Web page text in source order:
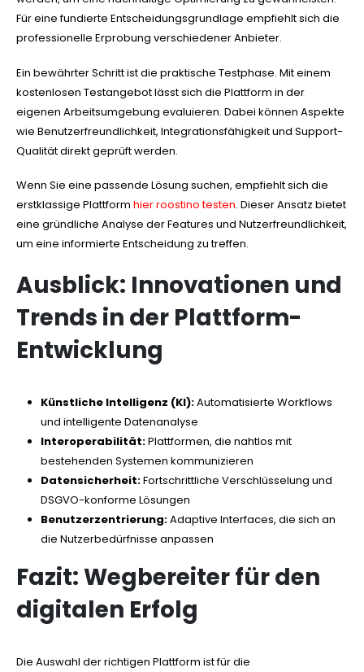
Für eine fundierte Entscheidungsgrundlage empfiehlt sich die
professionelle Erprobung verschiedener Anbieter.
Ein bewährter Schritt ist die praktische Testphase. Mit einem
kostenlosen Testangebot lässt sich die Plattform in der
eigenen Arbeitsumgebung evaluieren. Dabei können Aspekte
wie Benutzerfreundlichkeit, Integrationsfähigkeit und Support-
Qualität direkt geprüft werden.
Wenn Sie eine passende Lösung suchen, empfiehlt sich die
erstklassige Plattform hier roostino testen. Dieser Ansatz bietet
eine gründliche Analyse der Features und Nutzerfreundlichkeit,
um eine informierte Entscheidung zu treffen.
Ausblick: Innovationen und
Trends in der Plattform-
Entwicklung
Künstliche Intelligenz (KI):Automatisierte Workflows
und intelligente Datenanalyse
Interoperabilität:Plattformen, die nahtlos mit
bestehenden Systemen kommunizieren
Datensicherheit:Fortschrittliche Verschlüsselung und
DSGVO-konforme Lösungen
Benutzerzentrierung:Adaptive Interfaces, die sich an
die Nutzerbedürfnisse anpassen
Fazit: Wegbereiter für den
digitalen Erfolg
Die Auswahl der richtigen Plattform ist für die